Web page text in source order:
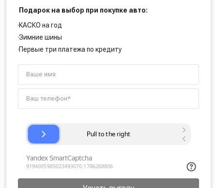
Подарок на выбор при покупке авто:
КАСКО на год
Зимние шины
Первые три платежа по кредиту